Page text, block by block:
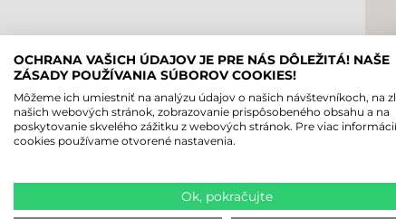
OCHRANA VAŠICH ÚDAJOV JE PRE NÁS DÔLEŽITÁ! NAŠE
ZÁSADY POUŽÍVANIA SÚBOROV COOKIES!
Môžeme ich umiestniť na analýzu údajov o našich návštevníkoch, na
našich webových stránok, zobrazovanie prispôsobeného obsahu a na
poskytovanie skvelého zážitku z webových stránok. Pre viac
cookies používame otvorené nastavenia.
Ok, pokračujte